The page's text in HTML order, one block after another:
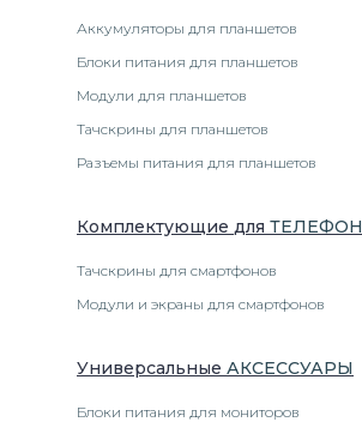
Аккумуляторы для планшетов
Блоки питания для планшетов
Модули для планшетов
Тачскрины для планшетов
Разъемы питания для планшетов
Комплектующие для ТЕЛЕФОН
Тачскрины для смартфонов
Модули и экраны для смартфонов
Универсальные АКСЕССУАРЫ
Блоки питания для мониторов